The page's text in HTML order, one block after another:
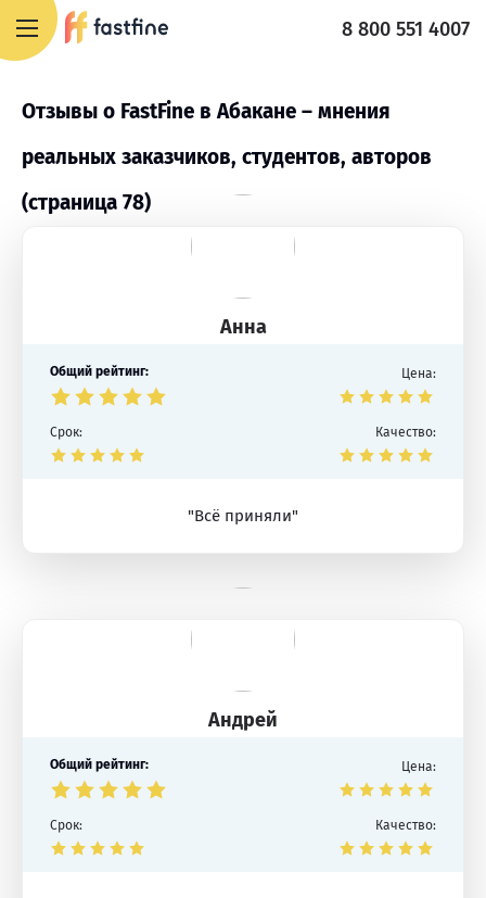
8 800 551 4007
Отзывы о FastFine в Абакане – мнения
реальных заказчиков, студентов, авторов
(страница 78)
Анна
Общий рейтинг: Цена:
Срок: Качество:
"Всё приняли"
Андрей
Общий рейтинг: Цена:
Срок: Качество: